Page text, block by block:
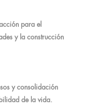
para el
y la construcción
y consolidación
de la vida.